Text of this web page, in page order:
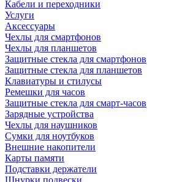
Кабели и переходники
Услуги
Аксессуары
Чехлы для смартфонов
Чехлы для планшетов
Защитные стекла для смартфонов
Защитные стекла для планшетов
Клавиатуры и стилусы
Ремешки для часов
Защитные стекла для смарт-часов
Зарядные устройства
Чехлы для наушников
Сумки для ноутбуков
Внешние накопители
Карты памяти
Подставки держатели
Шнурки подвески